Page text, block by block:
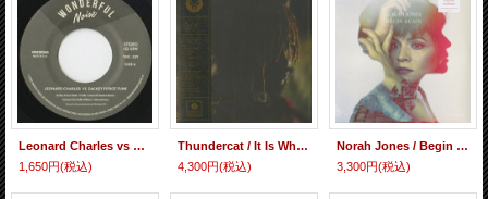
Leonard Charles vs Zackey Force Funk / EP
1,650円(税込)
Thundercat / It Is What It Is (Gatefold Jacket / Clear Vinyl)
4,300円(税込)
Norah Jones / Begin Again
3,300円(税込)